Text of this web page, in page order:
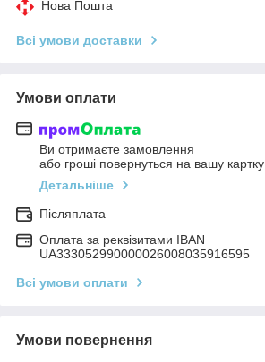
Нова Пошта
Всі умови доставки
Умови оплати
Ви отримаєте замовлення
або гроші повернуться на вашу картку
Детальніше
Післяплата
Оплата за реквізитами IBAN
UA333052990000026008035916595
Всі умови оплати
Умови повернення